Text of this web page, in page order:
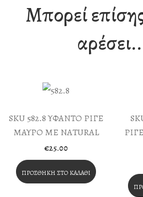
Μπορεί
SKU 582.8 ΥΦΑΝΤΟ ΡΙΓΕ
ΜΑΥΡΟ ΜΕ NATURAL
€25.00
ΠΡΟΣΘΉΚΗ ΣΤΟ ΚΑΛΆΘΙ